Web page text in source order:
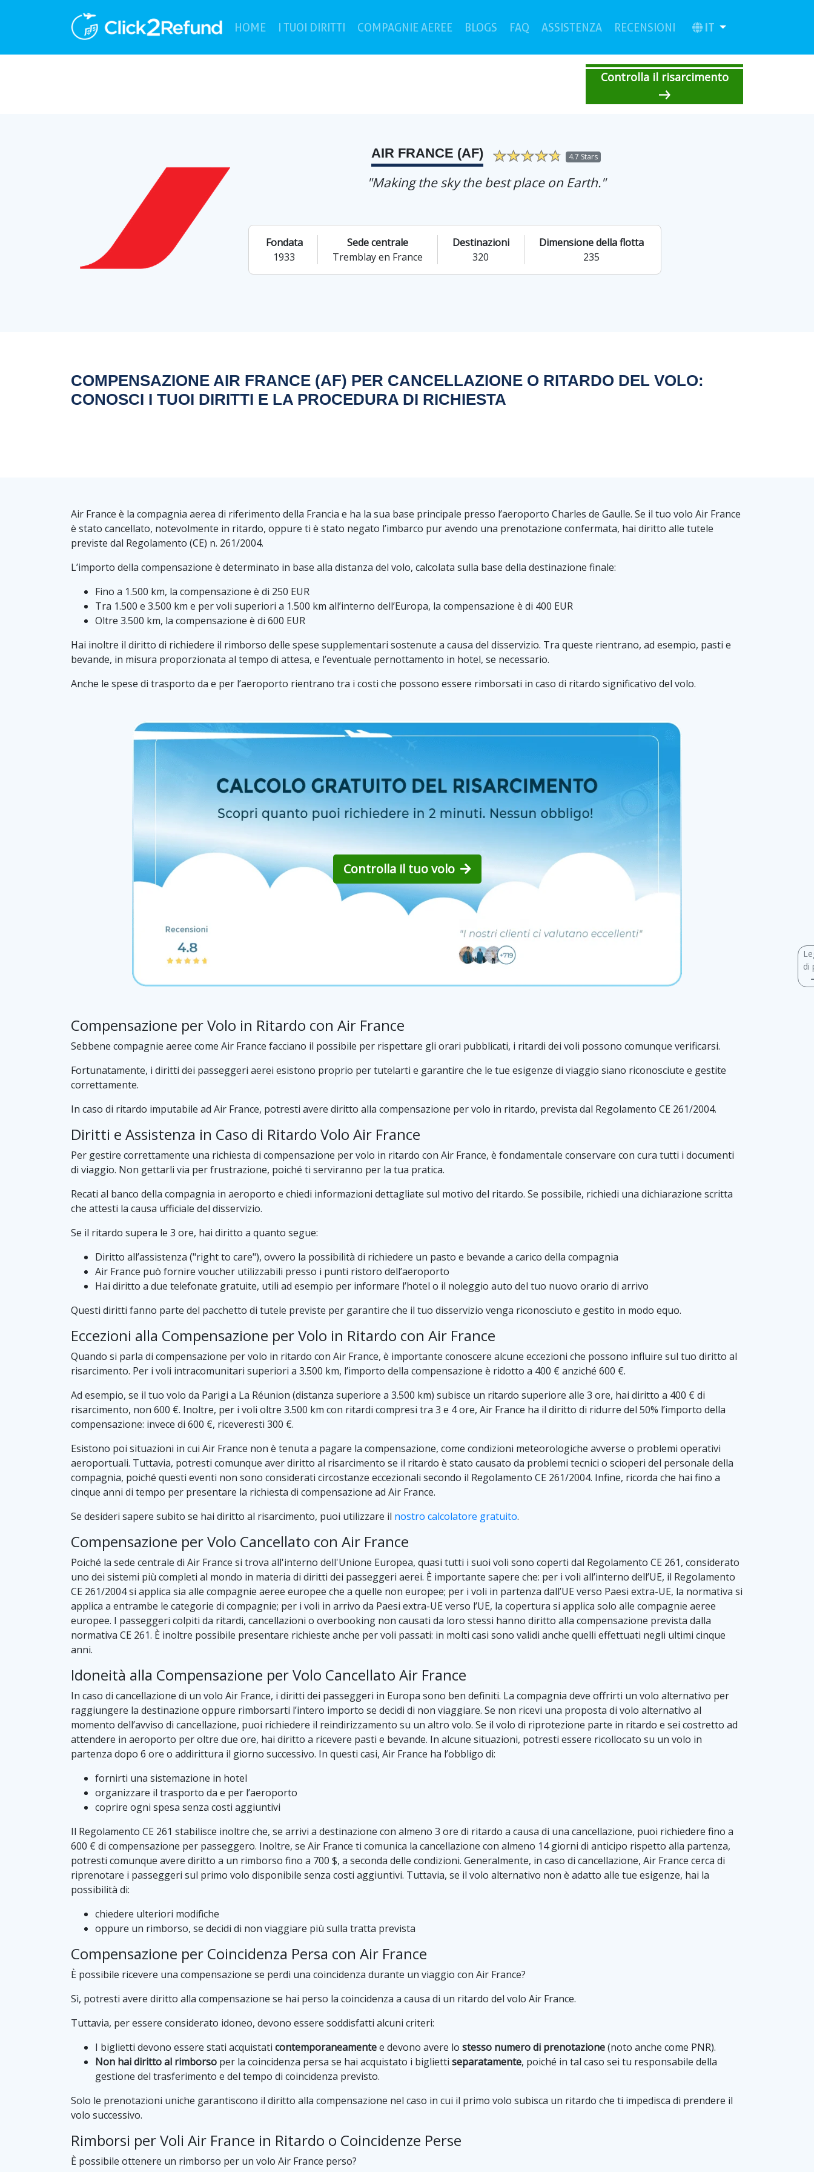
HOME(current)
I TUOI DIRITTI COMPAGNIE AEREE BLOGS FAQ(current)
ASSISTENZA RECENSIONI(current)
IT
Controlla il risarcimento
AIR FRANCE (AF) 4.7 Stars
"Making the sky the best place on Earth."
Fondata
1933
Sede centrale
Tremblay en France
Destinazioni
320
Dimensione della flotta
235
COMPENSAZIONE AIR FRANCE (AF) PER CANCELLAZIONE O RITARDO DEL VOLO:
CONOSCI I TUOI DIRITTI E LA PROCEDURA DI RICHIESTA
Air France è la compagnia aerea di riferimento della Francia e ha la sua base principale presso l’aeroporto Charles de Gaulle. Se il tuo volo Air France
è stato cancellato, notevolmente in ritardo, oppure ti è stato negato l’imbarco pur avendo una prenotazione confermata, hai diritto alle tutele
previste dal Regolamento (CE) n. 261/2004.
L’importo della compensazione è determinato in base alla distanza del volo, calcolata sulla base della destinazione finale:
Fino a 1.500 km, la compensazione è di 250 EUR
Tra 1.500 e 3.500 km e per voli superiori a 1.500 km all’interno dell’Europa, la compensazione è di 400 EUR
Oltre 3.500 km, la compensazione è di 600 EUR
Hai inoltre il diritto di richiedere il rimborso delle spese supplementari sostenute a causa del disservizio. Tra queste rientrano, ad esempio, pasti e
bevande, in misura proporzionata al tempo di attesa, e l’eventuale pernottamento in hotel, se necessario.
Anche le spese di trasporto da e per l’aeroporto rientrano tra i costi che possono essere rimborsati in caso di ritardo significativo del volo.
Controlla il tuo volo
di
Compensazione per Volo in Ritardo con Air France
Sebbene compagnie aeree come Air France facciano il possibile per rispettare gli orari pubblicati, i ritardi dei voli possono comunque verificarsi.
Fortunatamente, i diritti dei passeggeri aerei esistono proprio per tutelarti e garantire che le tue esigenze di viaggio siano riconosciute e gestite
correttamente.
In caso di ritardo imputabile ad Air France, potresti avere diritto alla compensazione per volo in ritardo, prevista dal Regolamento CE 261/2004.
Diritti e Assistenza in Caso di Ritardo Volo Air France
Per gestire correttamente una richiesta di compensazione per volo in ritardo con Air France, è fondamentale conservare con cura tutti i documenti
di viaggio. Non gettarli via per frustrazione, poiché ti serviranno per la tua pratica.
Recati al banco della compagnia in aeroporto e chiedi informazioni dettagliate sul motivo del ritardo. Se possibile, richiedi una dichiarazione scritta
che attesti la causa ufficiale del disservizio.
Se il ritardo supera le 3 ore, hai diritto a quanto segue:
Diritto all’assistenza ("right to care"), ovvero la possibilità di richiedere un pasto e bevande a carico della compagnia
Air France può fornire voucher utilizzabili presso i punti ristoro dell’aeroporto
Hai diritto a due telefonate gratuite, utili ad esempio per informare l’hotel o il noleggio auto del tuo nuovo orario di arrivo
Questi diritti fanno parte del pacchetto di tutele previste per garantire che il tuo disservizio venga riconosciuto e gestito in modo equo.
Eccezioni alla Compensazione per Volo in Ritardo con Air France
Quando si parla di compensazione per volo in ritardo con Air France, è importante conoscere alcune eccezioni che possono influire sul tuo diritto al
risarcimento. Per i voli intracomunitari superiori a 3.500 km, l’importo della compensazione è ridotto a 400 € anziché 600 €.
Ad esempio, se il tuo volo da Parigi a La Réunion (distanza superiore a 3.500 km) subisce un ritardo superiore alle 3 ore, hai diritto a 400 € di
risarcimento, non 600 €. Inoltre, per i voli oltre 3.500 km con ritardi compresi tra 3 e 4 ore, Air France ha il diritto di ridurre del 50% l’importo della
compensazione: invece di 600 €, riceveresti 300 €.
Esistono poi situazioni in cui Air France non è tenuta a pagare la compensazione, come condizioni meteorologiche avverse o problemi operativi
aeroportuali. Tuttavia, potresti comunque aver diritto al risarcimento se il ritardo è stato causato da problemi tecnici o scioperi del personale della
compagnia, poiché questi eventi non sono considerati circostanze eccezionali secondo il Regolamento CE 261/2004. Infine, ricorda che hai fino a
cinque anni di tempo per presentare la richiesta di compensazione ad Air France.
Se desideri sapere subito se hai diritto al risarcimento, puoi utilizzare il nostro calcolatore gratuito.
Compensazione per Volo Cancellato con Air France
Poiché la sede centrale di Air France si trova all'interno dell'Unione Europea, quasi tutti i suoi voli sono coperti dal Regolamento CE 261, considerato
uno dei sistemi più completi al mondo in materia di diritti dei passeggeri aerei. È importante sapere che: per i voli all’interno dell’UE, il Regolamento
CE 261/2004 si applica sia alle compagnie aeree europee che a quelle non europee; per i voli in partenza dall’UE verso Paesi extra-UE, la normativa si
applica a entrambe le categorie di compagnie; per i voli in arrivo da Paesi extra-UE verso l’UE, la copertura si applica solo alle compagnie aeree
europee. I passeggeri colpiti da ritardi, cancellazioni o overbooking non causati da loro stessi hanno diritto alla compensazione prevista dalla
normativa CE 261. È inoltre possibile presentare richieste anche per voli passati: in molti casi sono validi anche quelli effettuati negli ultimi cinque
anni.
Idoneità alla Compensazione per Volo Cancellato Air France
In caso di cancellazione di un volo Air France, i diritti dei passeggeri in Europa sono ben definiti. La compagnia deve offrirti un volo alternativo per
raggiungere la destinazione oppure rimborsarti l’intero importo se decidi di non viaggiare. Se non ricevi una proposta di volo alternativo al
momento dell’avviso di cancellazione, puoi richiedere il reindirizzamento su un altro volo. Se il volo di riprotezione parte in ritardo e sei costretto ad
attendere in aeroporto per oltre due ore, hai diritto a ricevere pasti e bevande. In alcune situazioni, potresti essere ricollocato su un volo in
partenza dopo 6 ore o addirittura il giorno successivo. In questi casi, Air France ha l’obbligo di:
fornirti una sistemazione in hotel
organizzare il trasporto da e per l’aeroporto
coprire ogni spesa senza costi aggiuntivi
Il Regolamento CE 261 stabilisce inoltre che, se arrivi a destinazione con almeno 3 ore di ritardo a causa di una cancellazione, puoi richiedere fino a
600 € di compensazione per passeggero. Inoltre, se Air France ti comunica la cancellazione con almeno 14 giorni di anticipo rispetto alla partenza,
potresti comunque avere diritto a un rimborso fino a 700 $, a seconda delle condizioni. Generalmente, in caso di cancellazione, Air France cerca di
riprenotare i passeggeri sul primo volo disponibile senza costi aggiuntivi. Tuttavia, se il volo alternativo non è adatto alle tue esigenze, hai la
possibilità di:
chiedere ulteriori modifiche
oppure un rimborso, se decidi di non viaggiare più sulla tratta prevista
Compensazione per Coincidenza Persa con Air France
È possibile ricevere una compensazione se perdi una coincidenza durante un viaggio con Air France?
Sì, potresti avere diritto alla compensazione se hai perso la coincidenza a causa di un ritardo del volo Air France.
Tuttavia, per essere considerato idoneo, devono essere soddisfatti alcuni criteri:
I biglietti devono essere stati acquistati contemporaneamentee devono avere lo stesso numero di prenotazione(noto anche come PNR).
Non hai diritto al rimborso per la coincidenza persa se hai acquistato i biglietti separatamente, poiché in tal caso sei tu responsabile della
gestione del trasferimento e del tempo di coincidenza previsto.
Solo le prenotazioni uniche garantiscono il diritto alla compensazione nel caso in cui il primo volo subisca un ritardo che ti impedisca di prendere il
volo successivo.
Rimborsi per Voli Air France in Ritardo o Coincidenze Perse
È possibile ottenere un rimborso per un volo Air France perso?